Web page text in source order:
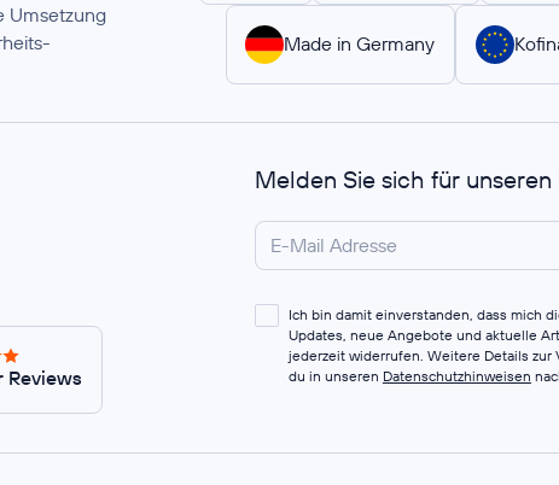
Umsetzung
Made in Germany
Reviews
Melden Sie sich für
Ich bin damit einverstanden, dass mich
Updates, neue Angebote und aktuelle
jederzeit widerrufen. Weitere Details
du in unseren Datenschutzhinweisen